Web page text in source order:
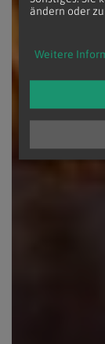
ändern oder
Weitere